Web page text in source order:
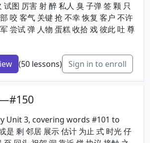
试图 厉害 射 醉 私人 臭 子弹 签 颗 只
咬 客气 关键 抢 不幸 恢复 客户 不许
尝试 弹 人物 蛋糕 收拾 戏 彼此 吐 尊
(50 lessons) Sign in to enroll
Unit 3, covering words #101 to
是 剩 邻居 展示 估计 为止 式 时光 仔